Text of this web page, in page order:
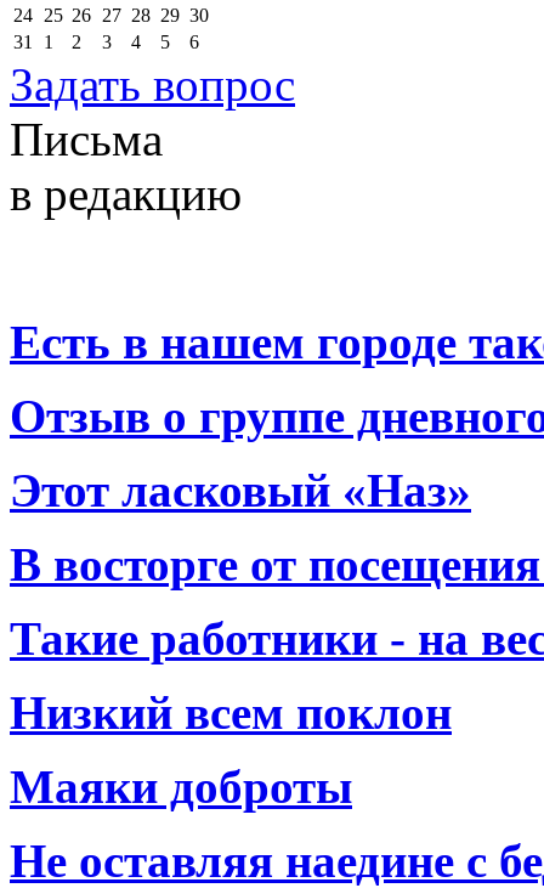
24 25 26 27 28 29 30
31
1 2 3 4 5 6
Задать вопрос
Письма
в редакцию
Есть в нашем городе
Отзыв о группе
Этот ласковый «Наз»
В восторге от
Такие работники - на
Низкий всем поклон
Маяки доброты
Не оставляя наедине с